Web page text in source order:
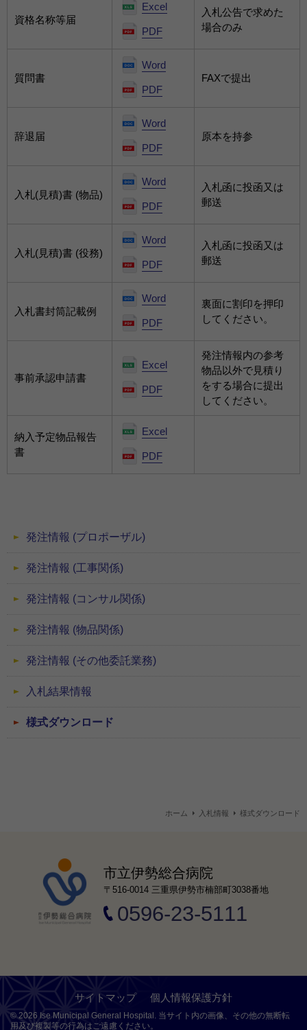
資格名称等届
Excel
PDF
入札公告で求めた
場合のみ
質問書
Word
PDF
FAXで提出
辞退届
Word
PDF
原本を持参
入札(見積)書 (物品)
Word
PDF
入札函に投函又は
郵送
入札(見積)書 (役務)
Word
PDF
入札函に投函又は
郵送
入札書封筒記載例
Word
PDF
裏面に割印を押印
してください。
事前承認申請書
Excel
PDF
発注情報内の参考
物品以外で見積り
をする場合に提出
してください。
納入予定物品報告
書
Excel
PDF
発注情報 (プロポーザル)
発注情報 (工事関係)
発注情報 (コンサル関係)
発注情報 (物品関係)
発注情報 (その他委託業務)
入札結果情報
様式ダウンロード
ホーム 入札情報 様式ダウンロード
市立伊勢総合病院
〒516-0014 三重県伊勢市楠部町3038番地
0596-23-5111
サイトマップ 個人情報保護方針
©2026 Ise Municipal General Hospital. 当サイト内の画像、その他の無断転
用及び複製等の行為はご遠慮ください。